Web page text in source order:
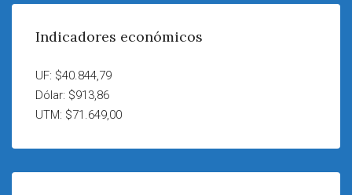
Indicadores económicos
UF: $40.844,79
Dólar: $913,86
UTM: $71.649,00